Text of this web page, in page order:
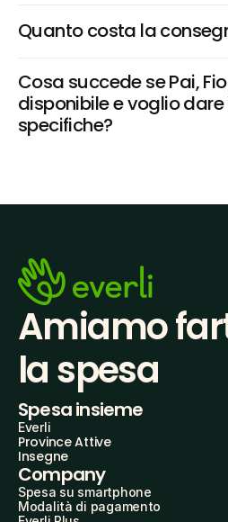
Quanto costa la
Cosa succede se Pai,
disponibile e voglio dare
specifiche?
Amiamo
la spesa
Spesa insieme
Everli
Province Attive
Insegne
Company
Spesa su smartphone
Modalità di pagamento